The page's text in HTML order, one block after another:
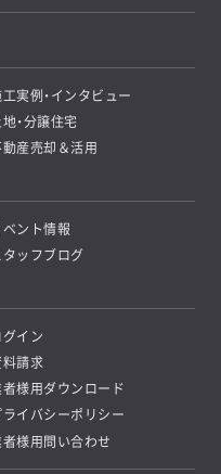
実例・インタビュー
・分譲住宅
産売却＆活用
ベント情報
タッフブログ
グイン
料請求
様用ダウンロード
ライバシーポリシー
様用問い合わせ